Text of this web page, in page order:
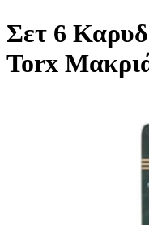
Σετ 6
Torx